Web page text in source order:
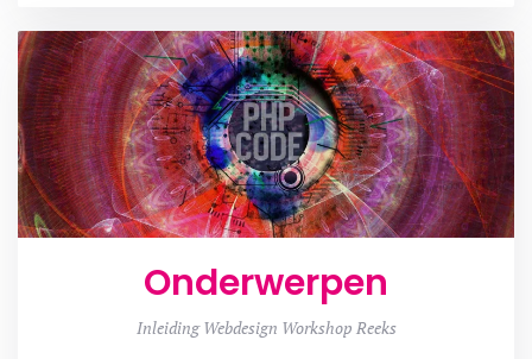
Onderwerpen
Inleiding Webdesign Workshop Reeks